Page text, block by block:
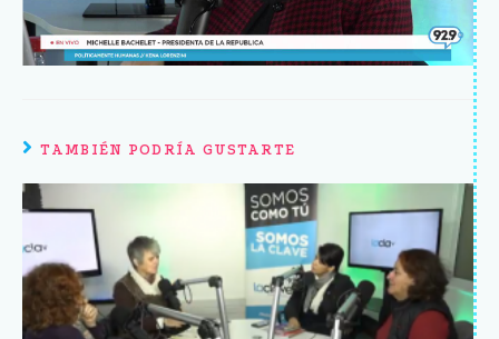
TAMBIÉN PODRÍA GUSTARTE